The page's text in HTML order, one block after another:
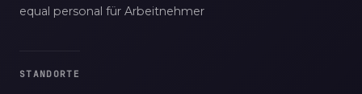
equal personal für Arbeitnehmer
STANDORTE